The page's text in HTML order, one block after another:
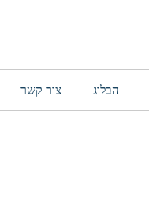
הבלוג צור קשר